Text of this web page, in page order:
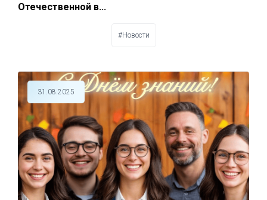
Отечественной в...
#Новости
31.08.2025